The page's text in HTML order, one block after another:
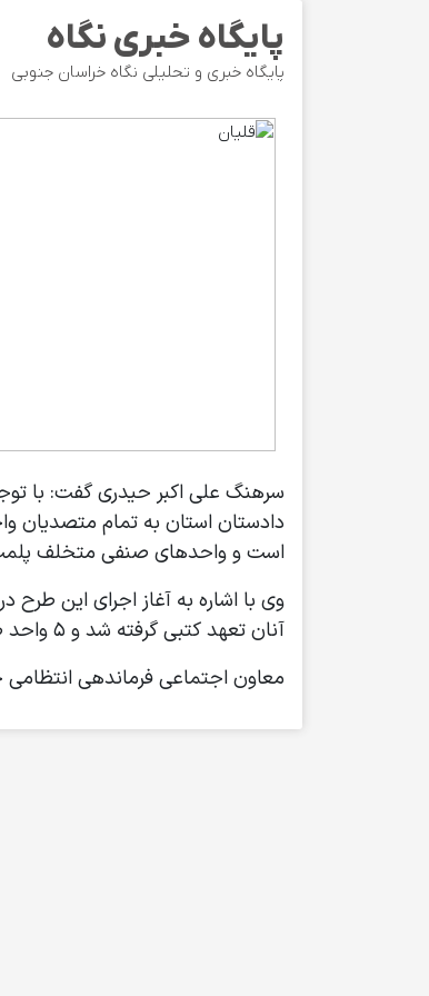
پایگاه خبری نگاه
پایگاه خبری و تحلیلی نگاه خراسان جنوبی
سرهنگ علی اکبر حیدری گفت: با
دادستان استان به تمام متصدیان
است و واحد‌های صنفی متخلف
آنان تعهد کتبی گرفته شد و ۵ واحد صنفی متخلف با وجود تذکرات شفاهی و کتبی که رعایت نکرده بودند با هماهنگی مقام قضایی پلمب شدند.
معاون اجتماعی فرماندهی انتظامی